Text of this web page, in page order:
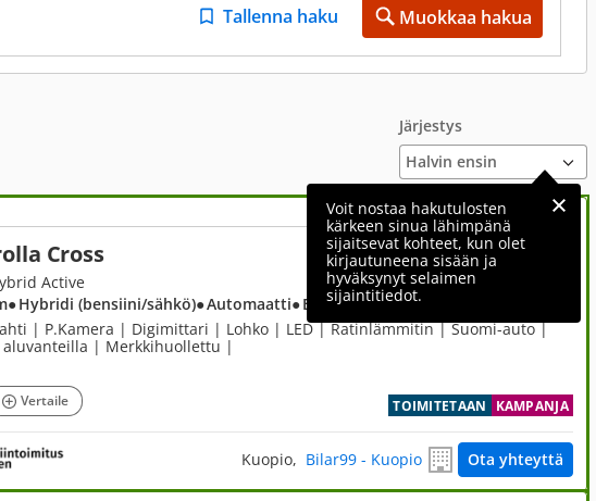
Tallenna haku Muokkaa hakua
Järjestys
Voit nostaa hakutulosten
kärkeen sinua lähimpänä
sijaitsevat kohteet, kun olet
kirjautuneena sisään ja
hyväksynyt selaimen
sijaintitiedot.
Cross 32 490 €
TOIMITETAAN KAMPANJA
Active
● Hybridi (bensiini/sähkö)● Automaatti● Etuveto
| P.Kamera | Digimittari | Lohko | LED | Ratinlämmitin | Suomi-auto |
aluvanteilla | Merkkihuollettu |
Vertaile
Kuopio, Bilar99 - Kuopio Ota yhteyttä